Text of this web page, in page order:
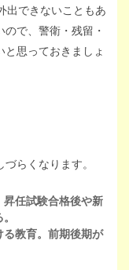
出できないこともあ
で、警衛・残留・
思っておきましょ
らくなります。
昇任試験合格後や新
教育。前期後期が